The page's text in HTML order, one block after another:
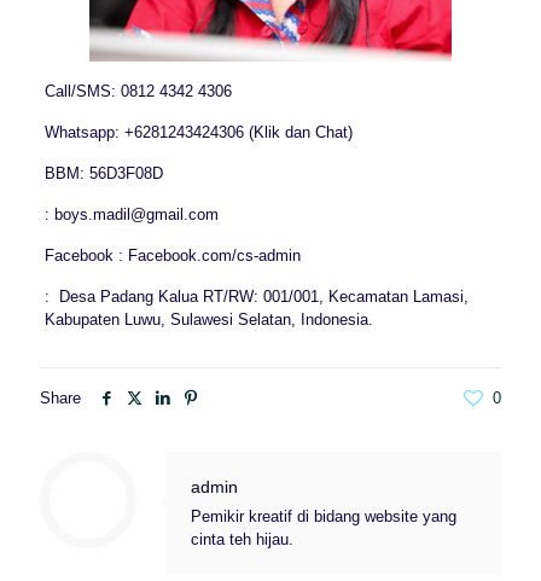
Call/SMS: 0812 4342 4306
Whatsapp: +6281243424306 (Klik dan Chat)
BBM: 56D3F08D
: boys.madil@gmail.com
Facebook : Facebook.com/cs-admin
: Desa Padang Kalua RT/RW: 001/001, Kecamatan Lamasi,
Kabupaten Luwu, Sulawesi Selatan, Indonesia.
Share 0
admin
Pemikir kreatif di bidang website yang
cinta teh hijau.